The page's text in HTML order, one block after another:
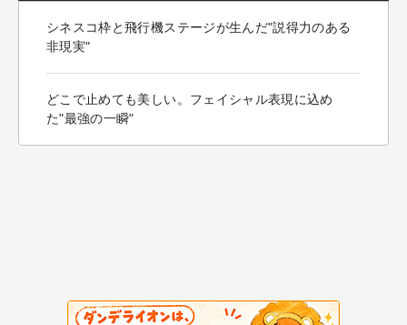
シネスコ枠と飛行機ステージが生んだ"説得力のある
非現実"
どこで止めても美しい。フェイシャル表現に込め
た"最強の一瞬"